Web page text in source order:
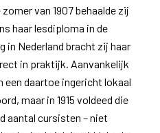
van 1907 behaalde zij
haar lesdiploma in de
in Nederland bracht zij haar
in praktijk. Aanvankelijk
een daartoe ingericht lokaal
maar in 1915 voldeed die
aantal cursisten – niet